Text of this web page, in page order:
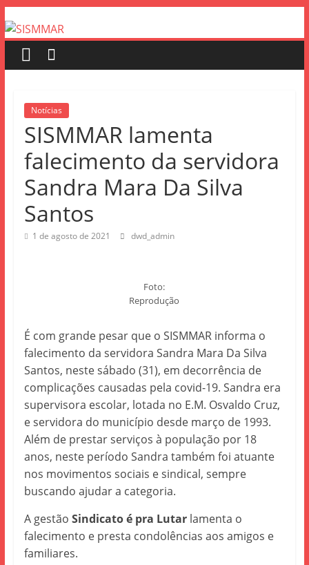
Notícias
SISMMAR lamenta
falecimento da servidora
Sandra Mara Da Silva
Santos
1 de agosto de 2021 dwd_admin
Foto:
Reprodução
É com grande pesar que o SISMMAR informa o
falecimento da servidora Sandra Mara Da Silva
Santos, neste sábado (31), em decorrência de
complicações causadas pela covid-19. Sandra era
supervisora escolar, lotada no E.M. Osvaldo Cruz,
e servidora do município desde março de 1993.
Além de prestar serviços à população por 18
anos, neste período Sandra também foi atuante
nos movimentos sociais e sindical, sempre
buscando ajudar a categoria.
A gestão Sindicato é pra Lutar lamenta o
falecimento e presta condolências aos amigos e
familiares.